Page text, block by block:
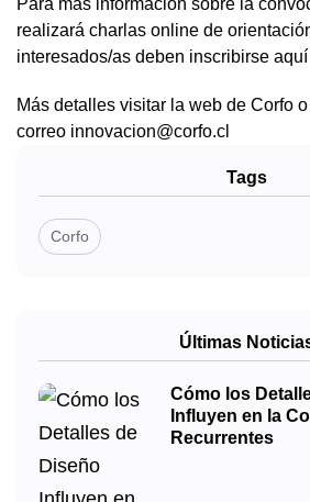
Para más información sobre la
realizará charlas online de
interesados/as deben inscribirse aquí
Más detalles visitar la web de Corfo
correo innovacion@corfo.cl
Tags
Corfo
Últimas
Cómo los
Influyen en la
Recurrentes